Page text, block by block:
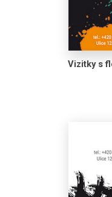
Vizitky s